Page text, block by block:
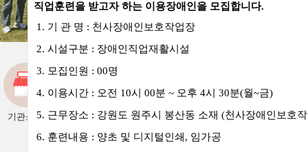
직업훈련을 받고자 하는 이용장애인을 모집합니다.
1. 기 관 명 : 천사장애인보호작업장
2. 시설구분 : 장애인직업재활시설
3. 모집인원 : 00명
4. 이용시간 : 오전 10시 00분 ~ 오후 4시 30분(월~금)
5. 근무장소 : 강원도 원주시 봉산동 소재 (천사장애인보호
6. 훈련내용 : 양초 및 디지털인쇄 , 임가공
기관소개 프로그램 사업안내
자원봉사안
내
질문과 답변 후원안내